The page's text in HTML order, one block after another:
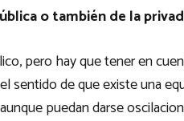
o también de la
pero hay que tener en
sentido de que existe una
puedan darse